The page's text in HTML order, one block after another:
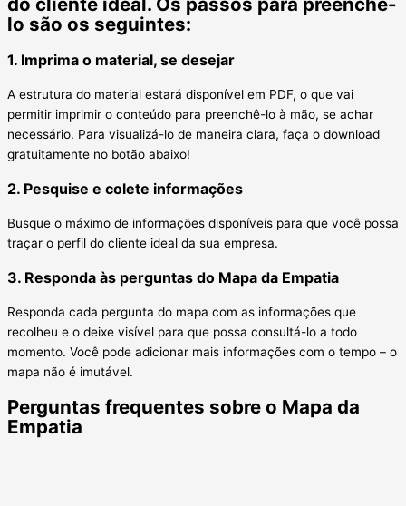
lo são os seguintes:
1. Imprima o material, se desejar
A estrutura do material estará disponível em PDF, o que vai
permitir imprimir o conteúdo para preenchê-lo à mão, se achar
necessário. Para visualizá-lo de maneira clara, faça o download
gratuitamente no botão abaixo!
2. Pesquise e colete informações
Busque o máximo de informações disponíveis para que você possa
traçar o perfil do cliente ideal da sua empresa.
3. Responda às perguntas do Mapa da Empatia
Responda cada pergunta do mapa com as informações que
recolheu e o deixe visível para que possa consultá-lo a todo
momento. Você pode adicionar mais informações com o tempo – o
mapa não é imutável.
Perguntas frequentes sobre o Mapa da
Empatia